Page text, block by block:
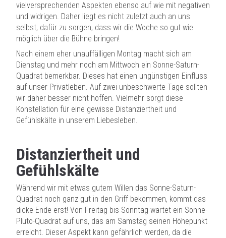
vielversprechenden Aspekten ebenso auf wie mit negativen
und widrigen. Daher liegt es nicht zuletzt auch an uns
selbst, dafür zu sorgen, dass wir die Woche so gut wie
möglich über die Bühne bringen!
Nach einem eher unauffälligen Montag macht sich am
Dienstag und mehr noch am Mittwoch ein Sonne-Saturn-
Quadrat bemerkbar. Dieses hat einen ungünstigen Einfluss
auf unser Privatleben. Auf zwei unbeschwerte Tage sollten
wir daher besser nicht hoffen. Vielmehr sorgt diese
Konstellation für eine gewisse Distanziertheit und
Gefühlskälte in unserem Liebesleben.
Distanziertheit und
Gefühlskälte
Während wir mit etwas gutem Willen das Sonne-Saturn-
Quadrat noch ganz gut in den Griff bekommen, kommt das
dicke Ende erst! Von Freitag bis Sonntag wartet ein Sonne-
Pluto-Quadrat auf uns, das am Samstag seinen Höhepunkt
erreicht. Dieser Aspekt kann gefährlich werden, da die